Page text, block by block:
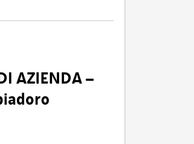
AZIENDA –